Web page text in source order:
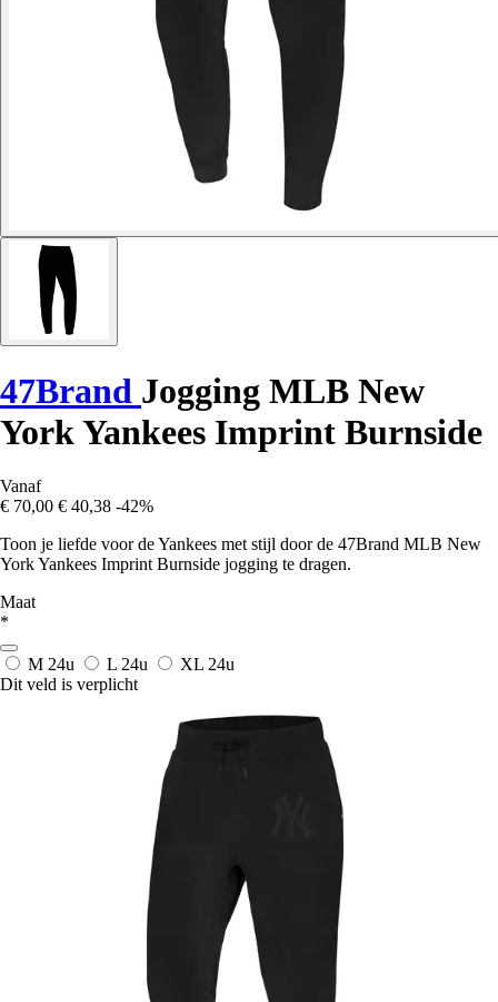
47Brand Jogging MLB New
York Yankees Imprint Burnside
Vanaf
€ 70,00 € 40,38 -42%
Toon je liefde voor de Yankees met stijl door de 47Brand MLB New
York Yankees Imprint Burnside jogging te dragen.
Maat
*
M 24u L 24u XL 24u
Dit veld is verplicht